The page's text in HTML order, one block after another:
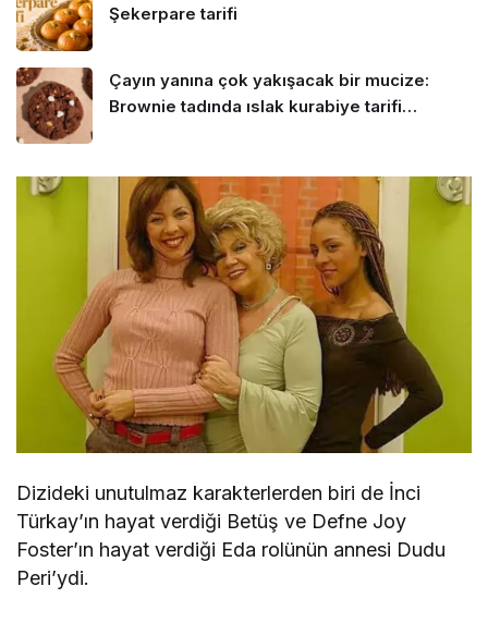
Şekerpare tarifi
Çayın yanına çok yakışacak bir mucize:
Brownie tadında ıslak kurabiye tarifi…
Dizideki unutulmaz karakterlerden biri de İnci
Türkay’ın hayat verdiği Betüş ve Defne Joy
Foster’ın hayat verdiği Eda rolünün annesi Dudu
Peri’ydi.